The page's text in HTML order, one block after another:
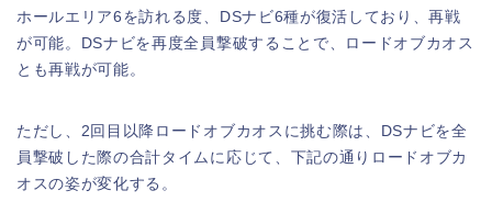
ホールエリア6を訪れる度、DSナビ6種が復活しており、再戦
が可能。DSナビを再度全員撃破することで、ロードオブカオス
とも再戦が可能。
ただし、2回目以降ロードオブカオスに挑む際は、DSナビを全
員撃破した際の合計タイムに応じて、下記の通りロードオブカ
オスの姿が変化する。